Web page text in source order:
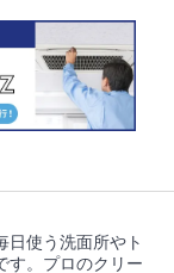
日使う洗面所やト
す。プロのクリー